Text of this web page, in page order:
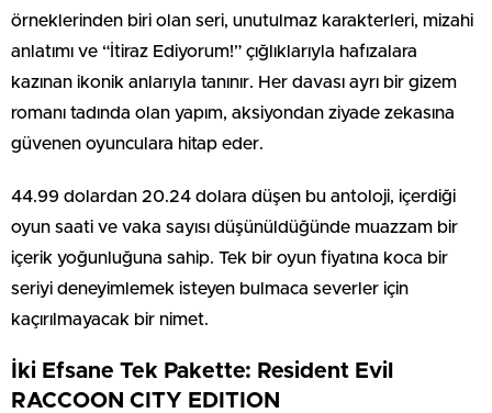
örneklerinden biri olan seri, unutulmaz karakterleri, mizahi
anlatımı ve “İtiraz Ediyorum!” çığlıklarıyla hafızalara
kazınan ikonik anlarıyla tanınır. Her davası ayrı bir gizem
romanı tadında olan yapım, aksiyondan ziyade zekasına
güvenen oyunculara hitap eder.
44.99 dolardan 20.24 dolara düşen bu antoloji, içerdiği
oyun saati ve vaka sayısı düşünüldüğünde muazzam bir
içerik yoğunluğuna sahip. Tek bir oyun fiyatına koca bir
seriyi deneyimlemek isteyen bulmaca severler için
kaçırılmayacak bir nimet.
İki Efsane Tek Pakette: Resident Evil
RACCOON CITY EDITION